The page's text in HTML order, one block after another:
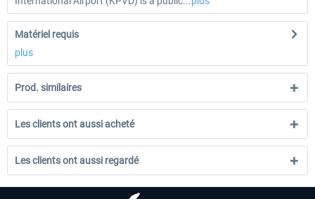
Matériel requis
plus
Prod. similaires
Les clients ont aussi acheté
Les clients ont aussi regardé